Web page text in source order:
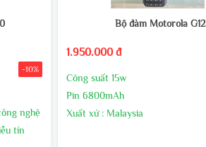
-10%
nghệ
tín
Bộ đàm Motorola G12
1.950.000 đ
Công suất 15w
Pin 6800mAh
Xuất xứ : Malaysia